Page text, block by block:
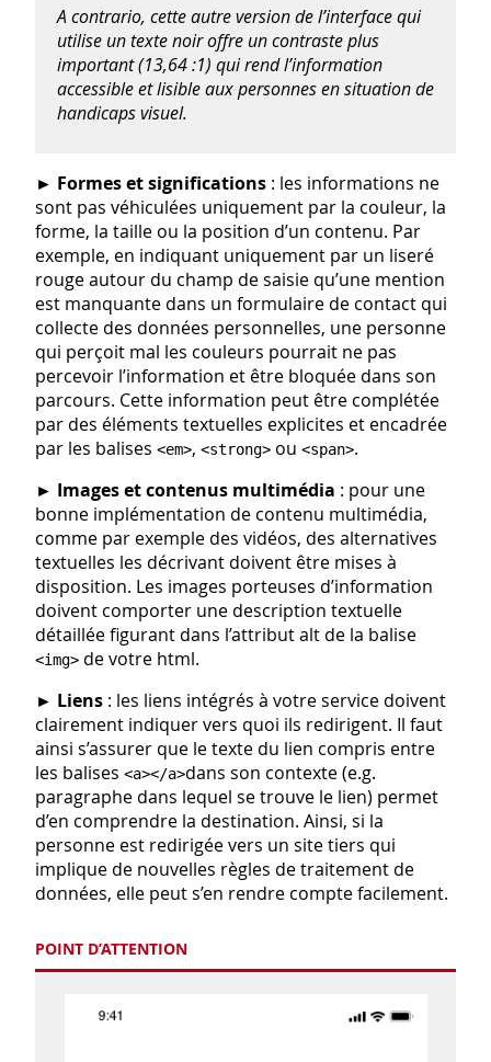
A contrario, cette autre version de l’interface qui
utilise un texte noir offre un contraste plus
important (13,64 :1) qui rend l’information
accessible et lisible aux personnes en situation de
handicaps visuel.
► Formes et significations : les informations ne
sont pas véhiculées uniquement par la couleur, la
forme, la taille ou la position d’un contenu. Par
exemple, en indiquant uniquement par un liseré
rouge autour du champ de saisie qu’une mention
est manquante dans un formulaire de contact qui
collecte des données personnelles, une personne
qui perçoit mal les couleurs pourrait ne pas
percevoir l’information et être bloquée dans son
parcours. Cette information peut être complétée
par des éléments textuelles explicites et encadrée
par les balises <em>, <strong> ou <span>.
► Images et contenus multimédia : pour une
bonne implémentation de contenu multimédia,
comme par exemple des vidéos, des alternatives
textuelles les décrivant doivent être mises à
disposition. Les images porteuses d’information
doivent comporter une description textuelle
détaillée figurant dans l’attribut alt de la balise
<img> de votre html.
► Liens : les liens intégrés à votre service doivent
clairement indiquer vers quoi ils redirigent. Il faut
ainsi s’assurer que le texte du lien compris entre
les balises <a></a>dans son contexte (e.g.
paragraphe dans lequel se trouve le lien) permet
d’en comprendre la destination. Ainsi, si la
personne est redirigée vers un site tiers qui
implique de nouvelles règles de traitement de
données, elle peut s’en rendre compte facilement.
POINT D’ATTENTION